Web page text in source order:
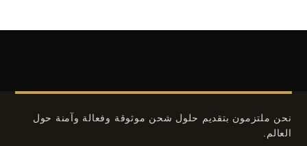
نحن ملتزمون بتقديم حلول شحن موثوقة وفعالة وآمنة حول
العالم.